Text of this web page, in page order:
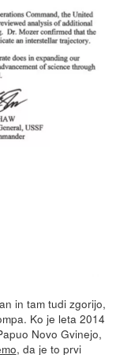
in tam tudi zgorijo,
Ko je leta 2014
Novo Gvinejo,
, da je to prvi